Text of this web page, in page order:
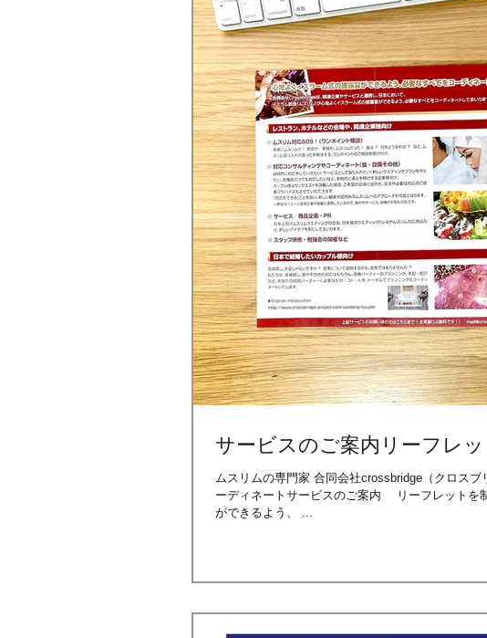
サービスのご案内リーフレ
ムスリムの専門家 合同会社crossbridge（クロスブリッジ）さま。 日本初！ ムスリム
ーディネートサービスのご案内 リーフレットを制作させていただきました^^ ＊ 心地よくイスラーム式の披露宴
ができるよう、 ...